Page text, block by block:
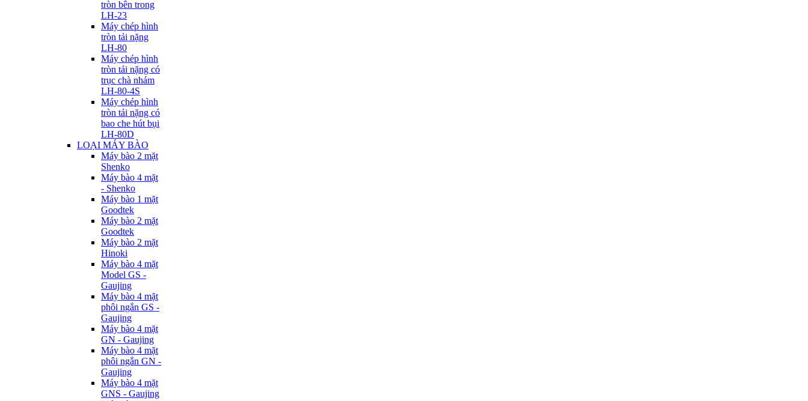
tròn bên trong
LH-23
Máy chép hình
tròn tải nặng
LH-80
Máy chép hình
tròn tải nặng có
trục chà nhám
LH-80-4S
Máy chép hình
tròn tải nặng có
bao che hút bụi
LH-80D
LOẠI MÁY BÀO
Máy bào 2 mặt
Shenko
Máy bào 4 mặt
- Shenko
Máy bào 1 mặt
Goodtek
Máy bào 2 mặt
Goodtek
Máy bào 2 mặt
Hinoki
Máy bào 4 mặt
Model GS -
Gaujing
Máy bào 4 mặt
phôi ngắn GS -
Gaujing
Máy bào 4 mặt
GN - Gaujing
Máy bào 4 mặt
phôi ngắn GN -
Gaujing
Máy bào 4 mặt
GNS - Gaujing